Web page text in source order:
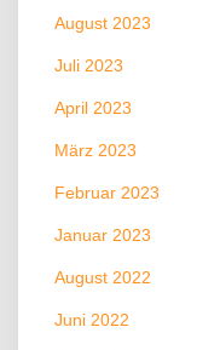
August 2023
Juli 2023
April 2023
März 2023
Februar 2023
Januar 2023
August 2022
Juni 2022